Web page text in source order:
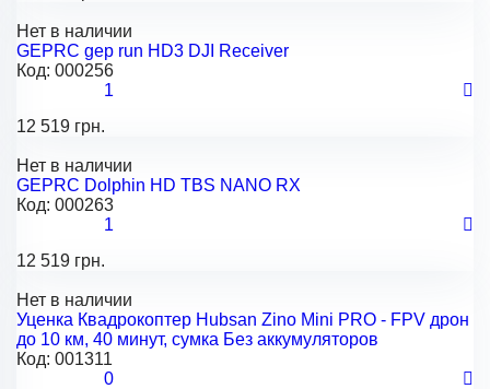
Нет в наличии
GEPRC gep run HD3 DJI Receiver
Код: 000256
1
12 519 грн.
Нет в наличии
GEPRC Dolphin HD TBS NANO RX
Код: 000263
1
12 519 грн.
Нет в наличии
Уценка Квадрокоптер Hubsan Zino Mini PRO - FPV дрон
до 10 км, 40 минут, сумка Без аккумуляторов
Код: 001311
0